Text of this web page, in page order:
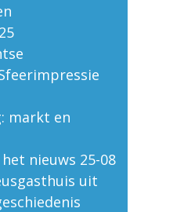
markt en
nieuws 25-08
uit